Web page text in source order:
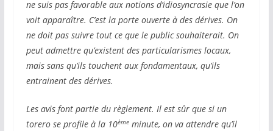
ne suis pas favorable aux notions d’idiosyncrasie que l’on
voit apparaître. C’est la porte ouverte à des dérives. On
ne doit pas suivre tout ce que le public souhaiterait. On
peut admettre qu’existent des particularismes locaux,
mais sans qu’ils touchent aux fondamentaux, qu’ils
entrainent des dérives.
Les avis font partie du règlement. Il est sûr que si un
torero se profile à la 10èmeminute, on va attendre qu’il